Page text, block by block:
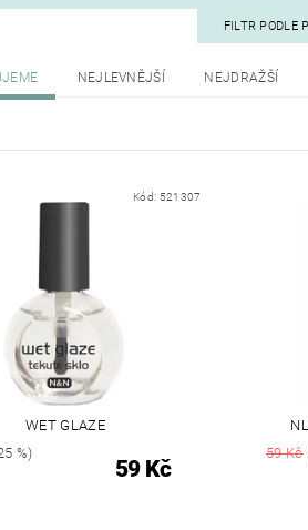
FILTR PODLE
NEJLEVNĚJŠÍ NEJDRAŽŠÍ
Kód: 521307
WET GLAZE
%)
59 Kč
59 Kč